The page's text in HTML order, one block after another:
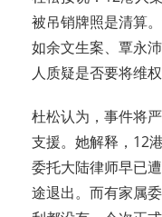
被吊销牌照是清算
如余文生案、覃永
人质疑是否要将维
杜松认为，事件将
支援。她解释，12
委托大陆律师早已
途退出。而有家属